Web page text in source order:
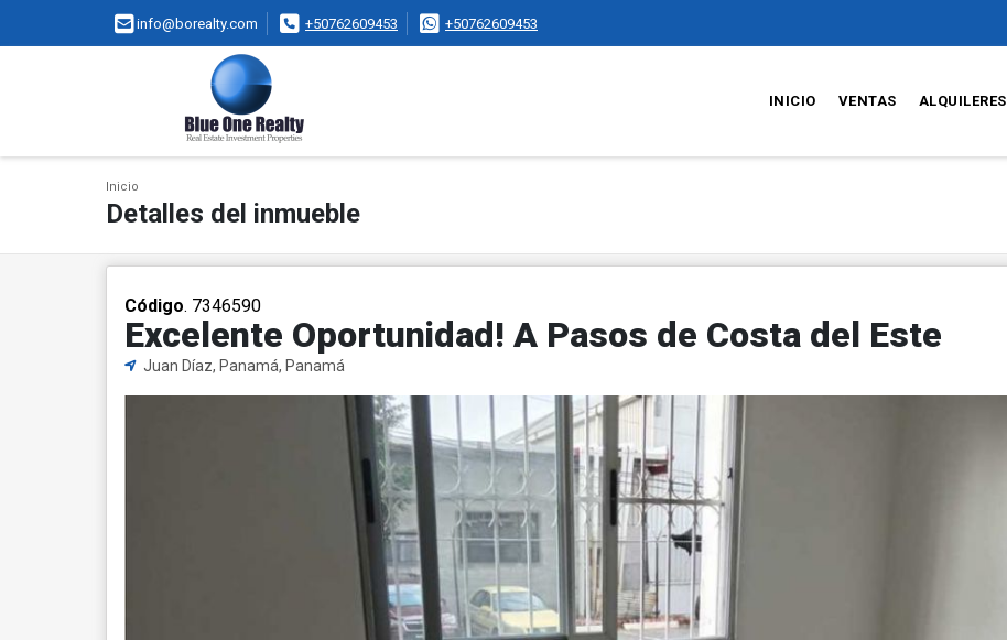
info@borealty.com +50762609453 +50762609453
INICIO VENTAS ALQUILERES
Inicio
Detalles del inmueble
Código. 7346590
Excelente Oportunidad! A Pasos de Costa del Este
Juan Díaz, Panamá, Panamá